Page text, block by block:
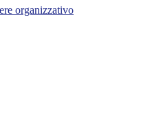
organizzativo